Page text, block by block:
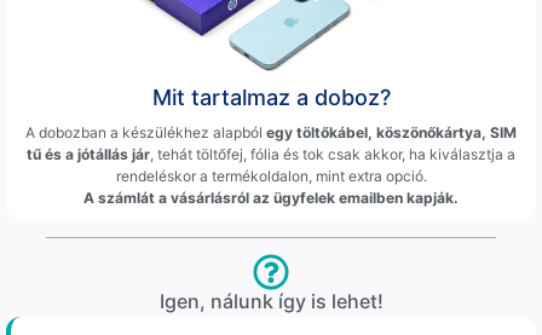
Mit tartalmaz a doboz?
A dobozban a készülékhez alapból egy töltőkábel, köszönőkártya, SIM
tű és a jótállás jár , tehát töltőfej, fólia és tok csak akkor, ha kiválasztja a
rendeléskor a termékoldalon, mint extra opció.
A számlát a vásárlásról az ügyfelek emailben kapják.
Igen, nálunk így is lehet!